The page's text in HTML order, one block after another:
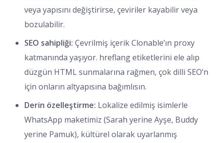
veya yapısını değiştirirse, çeviriler kayabilir veya
bozulabilir.
SEO sahipliği: Çevrilmiş içerik Clonable’ın proxy
katmanında yaşıyor. hreflang etiketlerini ele alıp
düzgün HTML sunmalarına rağmen, çok dilli SEO’n
için onların altyapısına bağımlısın.
Derin özelleştirme: Lokalize edilmiş isimlerle
WhatsApp maketimiz (Sarah yerine Ayşe, Buddy
yerine Pamuk), kültürel olarak uyarlanmış